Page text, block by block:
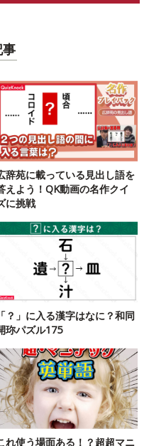
事
辞苑に載っている見出し語を
えよう！QK動画の名作クイ
に挑戦
「？」に入る漢字はなに？和同
珎パズル175
れ使う場面ある！？超超マニ